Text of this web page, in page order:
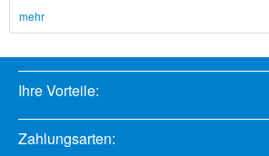
mehr
Ihre Vorteile:
Zahlungsarten: